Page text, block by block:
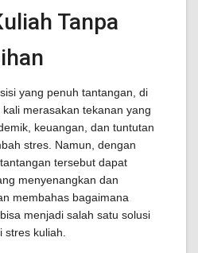
Tanpa
yang penuh tantangan, di
merasakan tekanan yang
keuangan, dan tuntutan
stres. Namun, dengan
tersebut dapat
menyenangkan dan
membahas bagaimana
menjadi salah satu solusi
kuliah.